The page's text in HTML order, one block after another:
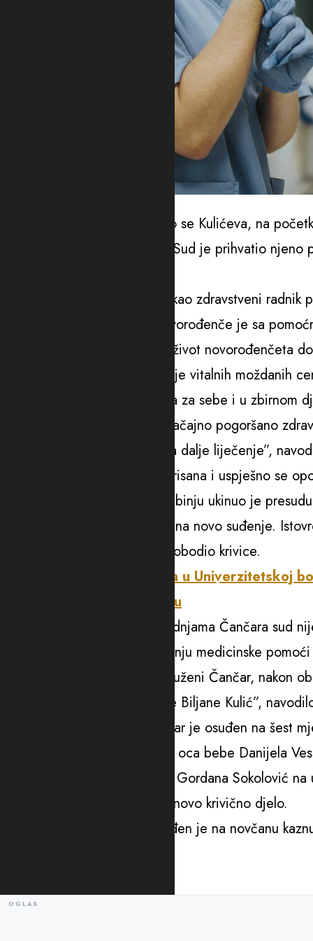
Presuda je izrečena nakon što se Kulićeva, na
koje joj je stavljeno na teret. Sud je prihvatio
Prema optužnici, Kulićeva je kao zdravstveni
neadekvatnog postupanja novorođenče je sa
“Povrede su bile takve da su život novorođenčeta
ogledala u ugrožavanju funkcije vitalnih moždanih
zbog čega ove povrede svaka za sebe i u zbirnom
povrede opasne po život i značajno pogoršano
prevezeno u KCU Sarajevo na dalje liječenje”,
Beba je u Sarajevu hitno operisana i uspješno se
Podsjetimo, Okružni sud u Trebinju ukinuo je
vratio Osnovnom sudu u Foči na novo suđenje.
Čančaru i pravosnažno ga oslobodio krivice.
Slučaj pada novorođenčeta u Univerzitetskoj
presudu babici i ginekologu
U presudi se navodilo da u radnjama Čančara sud
doprinijeli nesavjesnom pružanju medicinske
“Razlog tome je to što je optuženi Čančar, nakon
novorođenče u ruke optužene Biljane Kulić”,
U odvojenom predmetu Čančar je osuđen na šest
primanja 400 maraka mita od oca bebe Danijela
osuđena je medicinska sestra Gordana Sokolović
naredne tri godine ne počini novo krivično djelo.
Otac bebe Danijel Vesić osuđen je na novčanu